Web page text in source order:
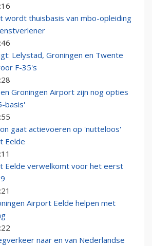
wordt thuisbasis van mbo-opleiding
Lelystad, Groningen en Twente
F-35's
Groningen Airport zijn nog opties
basis'
gaat actievoeren op 'nutteloos'
Eelde
Eelde verwelkomt voor het eerst
Airport Eelde helpen met
naar en van Nederlandse